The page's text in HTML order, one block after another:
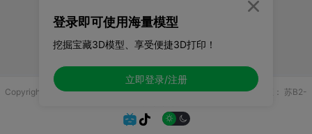
Copyright © 2025 无锡控博科技有限公司 版权所有增值电信业务许可证： 苏B2-
 
登录即可使用海量模型
挖掘宝藏3D模型、享受便捷3D打印！
立即登录/注册
